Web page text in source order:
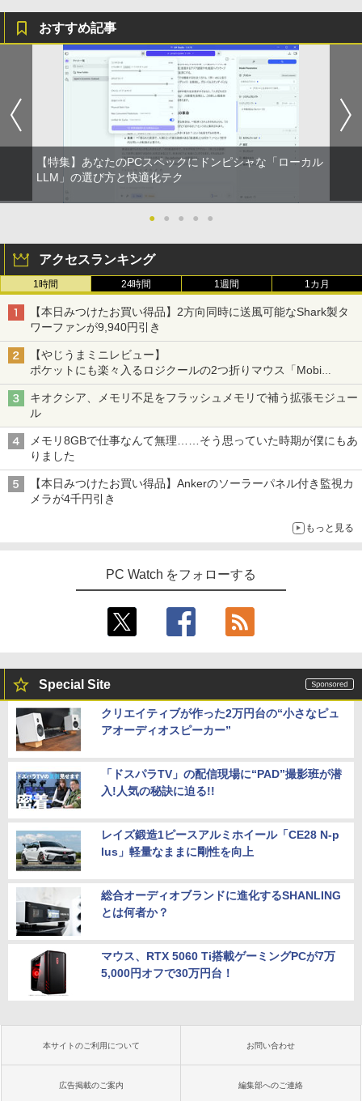
おすすめ記事
【特集】あなたのPCスペックにドンピシャな「ローカル
LLM」の選び方と快適化テク
● ● ● ● ●
アクセスランキング
1時間 24時間 1週間 1カ月
【本日みつけたお買い得品】2方向同時に送風可能なShark製タ
ワーファンが9,940円引き
【やじうまミニレビュー】
ポケットにも楽々入るロジクールの2つ折りマウス「Mobi
Fold」。その気になるギミックとは？
キオクシア、メモリ不足をフラッシュメモリで補う拡張モジュー
ル
メモリ8GBで仕事なんて無理……そう思っていた時期が僕にもあ
りました
【本日みつけたお買い得品】Ankerのソーラーパネル付き監視カ
メラが4千円引き
もっと見る
PC Watch をフォローする
Special Site
クリエイティブが作った2万円台の“小さなピュ
アオーディオスピーカー”
「ドスパラTV」の配信現場に“PAD”撮影班が潜
入!人気の秘訣に迫る!!
レイズ鍛造1ピースアルミホイール「CE28 N-p
lus」軽量なままに剛性を向上
総合オーディオブランドに進化するSHANLING
とは何者か？
マウス、RTX 5060 Ti搭載ゲーミングPCが7万
5,000円オフで30万円台！
本サイトのご利用について お問い合わせ
広告掲載のご案内 編集部へのご連絡